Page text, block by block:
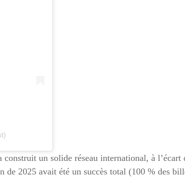
un solide réseau international, à l’écart
2025 avait été un succès total (100 % des